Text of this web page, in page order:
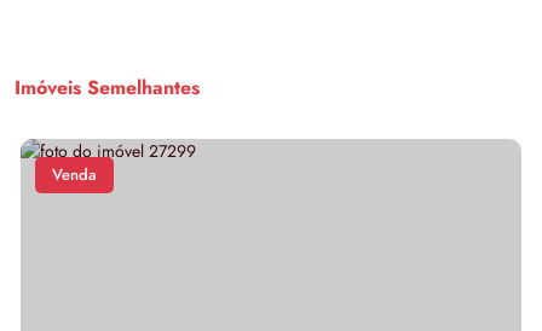
Imóveis Semelhantes
Venda